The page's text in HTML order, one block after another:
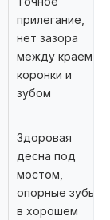
прилегание,
нет зазора
между краем
коронки и
зубом
Здоровая
десна под
мостом,
опорные зубы
в хорошем